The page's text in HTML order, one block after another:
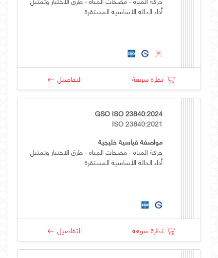
أداء الحالة الأساسية المستقرة
نظرة سريعة التفاصيل
GSO ISO 23840:2024
ISO 23840:2021
مواصفة قياسية خليجية
حركة المياه - مضخات المياه - طرق الاختبار وتمثيل
أداء الحالة الأساسية المستقرة
نظرة سريعة التفاصيل